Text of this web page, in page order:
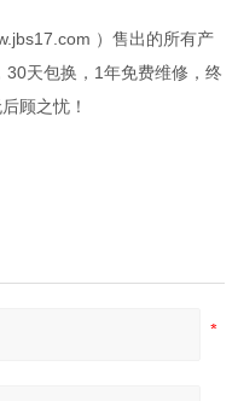
）售出的所有产
30天包换，1年免费维修，终
顾之忧！